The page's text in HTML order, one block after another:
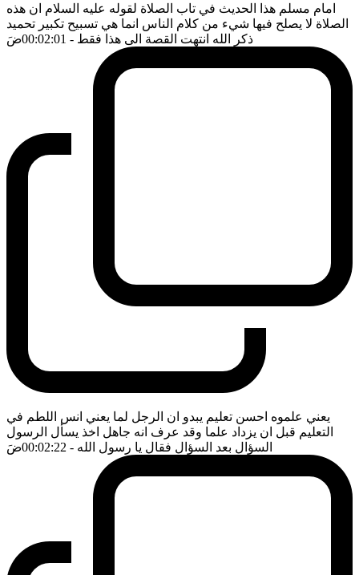
امام مسلم هذا الحديث في تاب الصلاة لقوله عليه السلام ان هذه
الصلاة لا يصلح فيها شيء من كلام الناس انما هي تسبيح تكبير تحميد
ذكر الله انتهت القصة الى هذا فقط - 00:02:01 ضَ
يعني علموه احسن تعليم يبدو ان الرجل لما يعني انس اللطم في
التعليم قبل ان يزداد علما وقد عرف انه جاهل اخذ يسأل الرسول
السؤال بعد السؤال فقال يا رسول الله - 00:02:22 ضَ